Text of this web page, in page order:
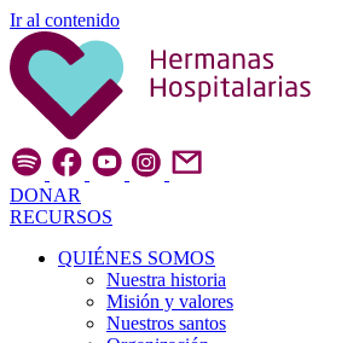
Ir al contenido
DONAR
RECURSOS
QUIÉNES SOMOS
Nuestra historia
Misión y valores
Nuestros santos